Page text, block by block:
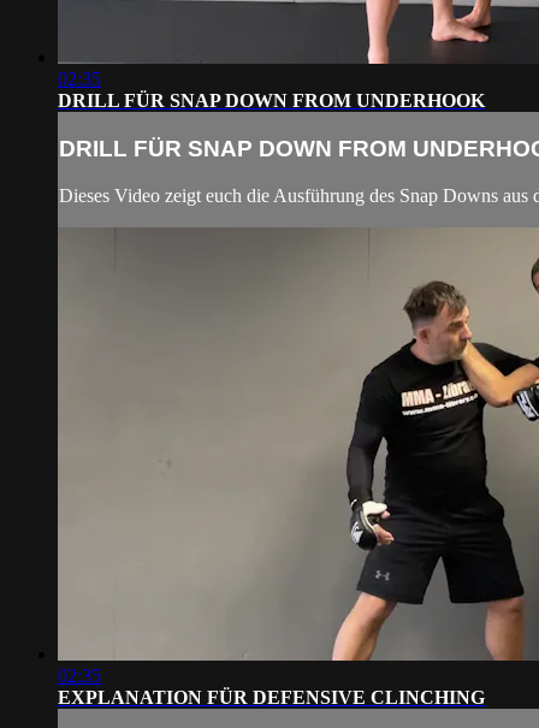
02:35
DRILL FÜR SNAP DOWN FROM UNDERHOOK
DRILL FÜR SNAP DOWN FROM
Dieses Video zeigt euch die Ausführung des Snap Downs aus
02:35
EXPLANATION FÜR DEFENSIVE CLINCHING